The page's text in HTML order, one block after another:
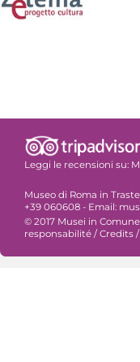
Leggi le recensioni su:
Museo di Roma in
+39 060608 - Email:
© 2017 Musei in Comune
responsabilité / Credits /